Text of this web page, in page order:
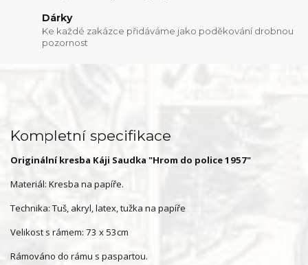
Dárky
Ke každé zakázce přidáváme jako poděkování drobnou
pozornost
Kompletní specifikace
Originální kresba Káji Saudka "Hrom do police 1957"
Materiál: Kresba na papíře.
Technika: Tuš, akryl, latex, tužka na papíře
Velikost s rámem: 73 x 53cm
Rámováno do rámu s paspartou.